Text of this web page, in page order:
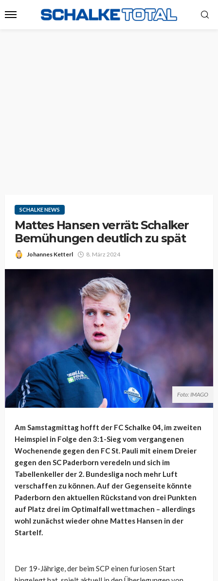
SCHALKE NEWS
Mattes Hansen verrät: Schalker
Bemühungen deutlich zu spät
Johannes Ketterl 8. März 2024
Foto: IMAGO
Am Samstagmittag hofft der FC Schalke 04, im zweiten
Heimspiel in Folge den 3:1-Sieg vom vergangenen
Wochenende gegen den FC St. Pauli mit einem Dreier
gegen den SC Paderborn veredeln und sich im
Tabellenkeller der 2. Bundesliga noch mehr Luft
verschaffen zu können. Auf der Gegenseite könnte
Paderborn den aktuellen Rückstand von drei Punkten
auf Platz drei im Optimalfall wettmachen – allerdings
wohl zunächst wieder ohne Mattes Hansen in der
Startelf.
Der 19-Jährige, der beim SCP einen furiosen Start